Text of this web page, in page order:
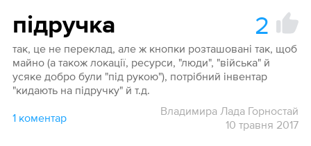
підручка 2
так, це не переклад, але ж кнопки розташовані так, щоб
майно (а також локації, ресурси, "люди", "війська" й
усяке добро були "під рукою"), потрібний інвентар
"кидають на підручку" й т.д.
1 коментар
Владимира Лада Горностай
10 травня 2017